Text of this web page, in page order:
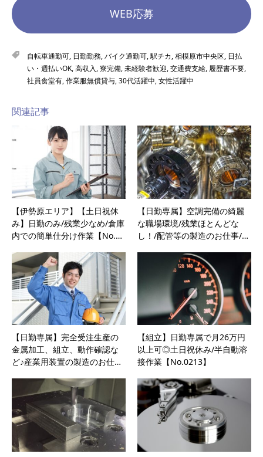
WEB応募
自転車通勤可, 日勤勤務,バイク通勤可,駅チカ,相模原市中央区, 日払
い・週払いOK,高収入,寮完備,未経験者歓迎,交通費支給, 履歴書不要,
社員食堂有,作業服無償貸与,30代活躍中,女性活躍中
関連記事
【伊勢原エリア】【土日祝休
み】日勤のみ/残業少なめ/倉庫
内での簡単仕分け作業【No.…
【日勤専属】空調完備の綺麗
な職場環境/残業ほとんどな
し！/配管等の製造のお仕事/…
【日勤専属】完全受注生産の
金属加工、組立、動作確認な
ど♪産業用装置の製造のお仕…
【組立】日勤専属で月26万円
以上可◎土日祝休み/半自動溶
接作業【No.0213】